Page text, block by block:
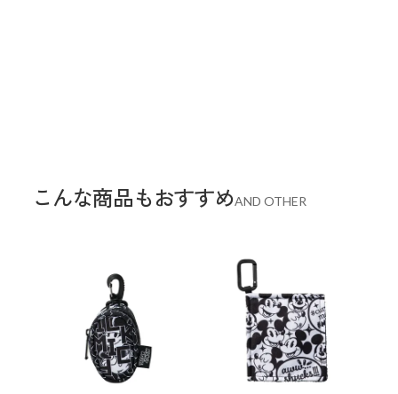
こんな商品もおすすめAND OTHER